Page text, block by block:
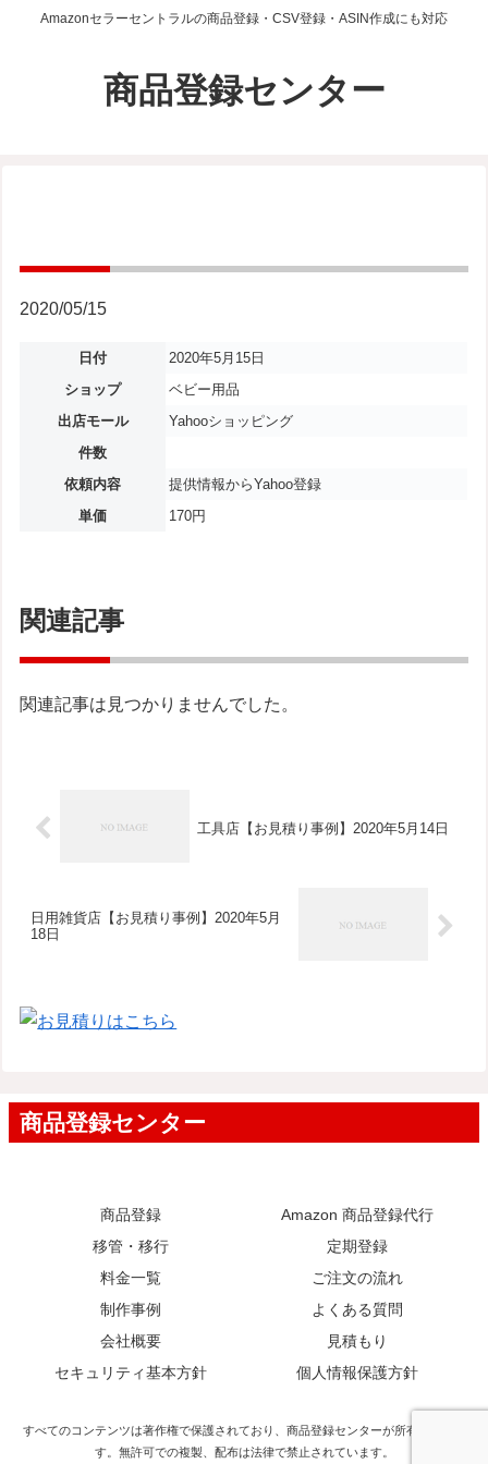
Amazonセラーセントラルの商品登録・CSV登録・ASIN作成にも対応
商品登録センター
2020/05/15
日付
2020年5月15日
ショップ
ベビー用品
出店モール
Yahooショッピング
件数
依頼内容
提供情報からYahoo登録
単価
170円
関連記事
関連記事は見つかりませんでした。
工具店【お見積り事例】2020年5月14日
日用雑貨店【お見積り事例】2020年5月
18日
商品登録
Amazon 商品登録代行
移管・移行
定期登録
料金一覧
ご注文の流れ
制作事例
よくある質問
会社概要
見積もり
セキュリティ基本方針
個人情報保護方針
すべてのコンテンツは著作権で保護されており、商品登録センターが所有していま
す。無許可での複製、配布は法律で禁止されています。